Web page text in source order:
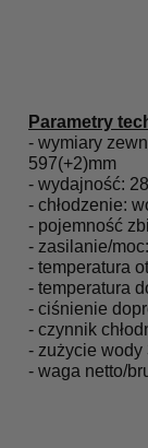
Parametry
- wymiary
597(+2)mm
- wydajność: 28
- chłodzenie:
- pojemność
- zasilanie/
- temperatura
- temperatura
- ciśnienie
- czynnik
- zużycie wody
- waga netto/